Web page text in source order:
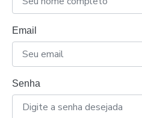
Email
Senha